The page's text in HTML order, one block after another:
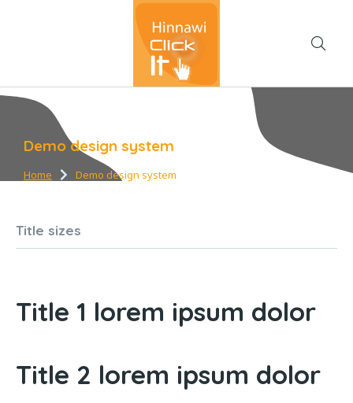
Demo design system
You are here:
Home Demo design system
Title sizes
Title 1 lorem ipsum dolor
Title 2 lorem ipsum dolor